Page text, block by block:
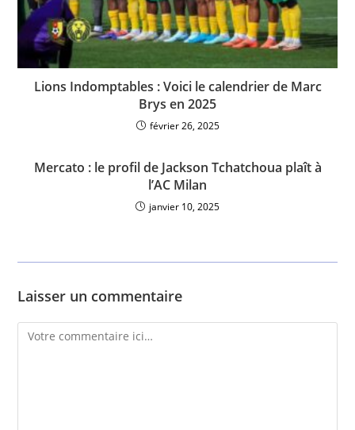
Lions Indomptables : Voici le calendrier de Marc
Brys en 2025
février 26, 2025
Mercato : le profil de Jackson Tchatchoua plaît à
l’AC Milan
janvier 10, 2025
Laisser un commentaire